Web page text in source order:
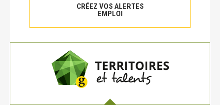
CRÉEZ VOS ALERTES
EMPLOI